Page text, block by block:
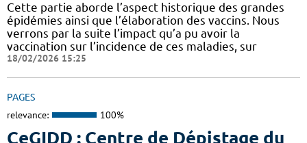
Cette partie aborde l’aspect historique des grandes
épidémies ainsi que l’élaboration des vaccins. Nous
verrons par la suite l’impact qu’a pu avoir la
vaccination sur l’incidence de ces maladies, sur
18/02/2026 15:25
PAGES
relevance: 100%
CeGIDD : Centre de Dépistage du